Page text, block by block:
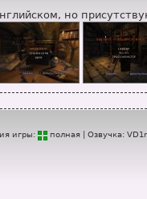
но
игры: полная | Озвучка: